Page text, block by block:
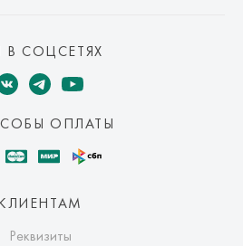
СОЦСЕТЯХ
ОПЛАТЫ
Реквизиты